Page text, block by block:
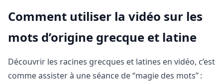
Comment utiliser la vidéo sur les
mots d’origine grecque et latine
Découvrir les racines grecques et latines en vidéo, c’est
comme assister à une séance de “magie des mots” :